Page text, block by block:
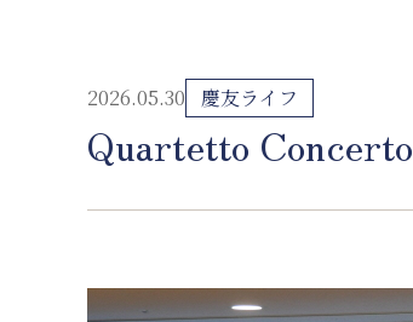
2026.05.30 慶友ライフ
Quartetto Concerto